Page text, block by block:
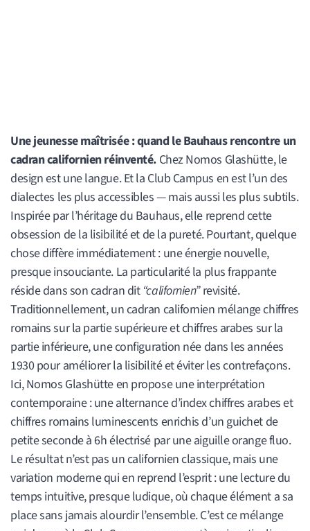
Une jeunesse maîtrisée : quand le Bauhaus rencontre un
cadran californien réinventé. Chez Nomos Glashütte, le
design est une langue. Et la Club Campus en est l’un des
dialectes les plus accessibles — mais aussi les plus subtils.
Inspirée par l’héritage du Bauhaus, elle reprend cette
obsession de la lisibilité et de la pureté. Pourtant, quelque
chose diffère immédiatement : une énergie nouvelle,
presque insouciante. La particularité la plus frappante
réside dans son cadran dit “californien”revisité.
Traditionnellement, un cadran californien mélange chiffres
romains sur la partie supérieure et chiffres arabes sur la
partie inférieure, une configuration née dans les années
1930 pour améliorer la lisibilité et éviter les contrefaçons.
Ici, Nomos Glashütte en propose une interprétation
contemporaine : une alternance d’index chiffres arabes et
chiffres romains luminescents enrichis d’un guichet de
petite seconde à 6h électrisé par une aiguille orange fluo.
Le résultat n’est pas un californien classique, mais une
variation moderne qui en reprend l’esprit : une lecture du
temps intuitive, presque ludique, où chaque élément a sa
place sans jamais alourdir l’ensemble. C’est ce mélange